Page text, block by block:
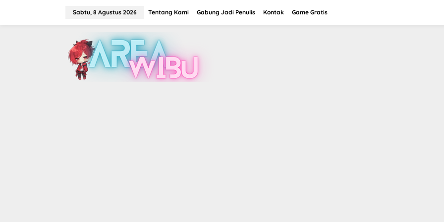
Sabtu, 8 Agustus 2026 Tentang Kami Gabung Jadi Penulis Kontak Game Gratis